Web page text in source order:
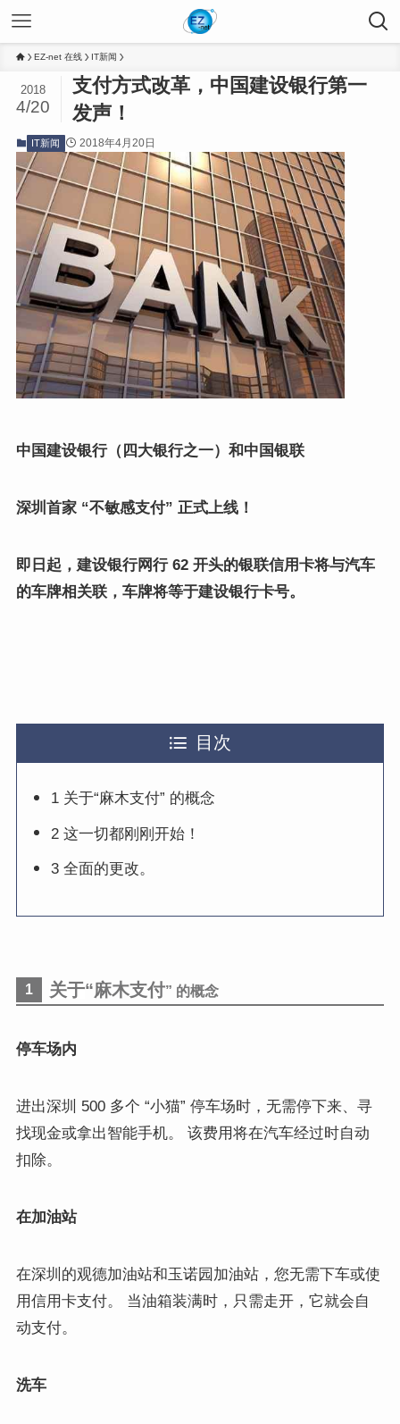
EZ-net 在线 IT新闻
支付方式改革，中国建设银行第一
发声！
2018
4/20
IT新闻 2018年4月20日
中国建设银行（四大银行之一）和中国银联
深圳首家 “不敏感支付” 正式上线！
即日起， 建设银行网行 62 开头的银联信用卡将与汽车
的车牌相关联，车牌将等于建设银行卡号。
目次
1 关于“麻木支付” 的概念
2 这一切都刚刚开始！
3 全面的更改。
1 关于“麻木支付” 的概念
停车场内
进出深圳 500 多个 “小猫” 停车场时，无需停下来、寻
找现金或拿出智能手机。 该费用将在汽车经过时自动
扣除。
在加油站
在深圳的观德加油站和玉诺园加油站，您无需下车或使
用信用卡支付。 当油箱装满时，只需走开，它就会自
动支付。
洗车